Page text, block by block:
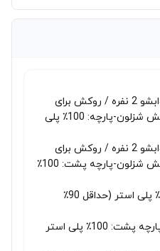
روکش برای بخش مبل تختخوابشو 2 نفره / روکش برای
بخش گوشه / روکش برای بخش شزلون-پارچه: 100٪ پلی
روکش برای بخش مبل تختخوابشو 2 نفره / روکش برای
بخش گوشه / روکش برای بخش شزلون-پارچه پشت: 100٪
روکش برای دسته دسته-100٪ پلی استر (حداقل 90٪
پوشش برای بخش 2 صندلی-پارچه پشت: 100٪ پلی استر